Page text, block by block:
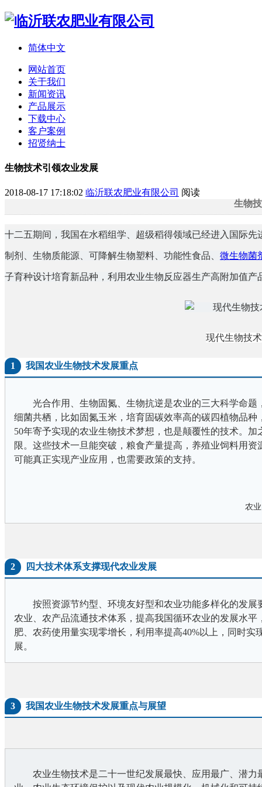
简体中文
网站首页
关于我们
新闻资讯
产品展示
下载中心
客户案例
招贤纳士
生物技术引领农业发展
2018-08-17 17:18:02 临沂联农肥业有限公司 阅读
生物
十二五期间，我国在水稻组学、超级稻得领域已经进入国际
制剂、生物质能源、可降解生物塑料、功能性食品、 微生物菌
子育种设计培育新品种，利用农业生物反应器生产高附加值产
现代生物技
1 我国农业生物技术发展重点
光合作用、生物固氮、生物抗逆是农业的三大科学命
细菌共栖，比如固氮玉米，培育固碳效率高的碳四植物品
50年寄予实现的农业生物技术梦想，也是颠覆性的技术。
限。这些技术一旦能突破，粮食产量提高，养殖业饲料用
可能真正实现产业应用，也需要政策的支持。
农
2 四大技术体系支撑现代农业发展
按照资源节约型、环境友好型和农业功能多样化的发
农业、农产品流通技术体系，提高我国循环农业的发展水
肥、农药使用量实现零增长，利用率提高40%以上，同时
展。
3 我国农业生物技术发展重点与展望
农业生物技术是二十一世纪发展最快、应用最广、潜